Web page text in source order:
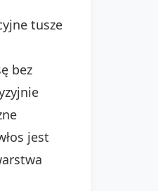
tusze
bez
jest